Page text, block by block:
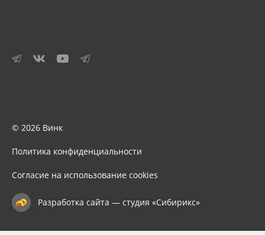
© 2026 Винк
Политика конфиденциальности
Согласие на использование cookies
Разработка сайта — студия «Сибирикс»